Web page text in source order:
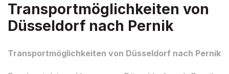
Transportmöglichkeiten von
Düsseldorf nach Pernik
Transportmöglichkeiten von Düsseldorf nach Pernik